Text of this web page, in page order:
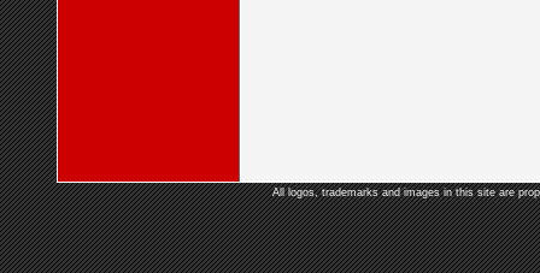
All logos, trademarks and images in this site are